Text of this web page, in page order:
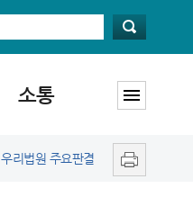
소통
우리법원 주요판결